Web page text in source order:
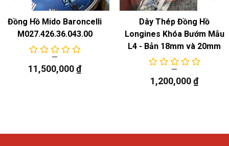
Đồng Hồ Mido Baroncelli
M027.426.36.043.00
11,500,000₫
Dây Thép Đồng Hồ
Longines Khóa Bướm Mẫu
L4 - Bản 18mm và 20mm
1,200,000₫